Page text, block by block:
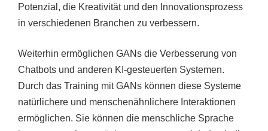
Potenzial, die Kreativität und den Innovationsprozess
in verschiedenen Branchen zu verbessern.
Weiterhin ermöglichen GANs die Verbesserung von
Chatbots und anderen KI-gesteuerten Systemen.
Durch das Training mit GANs können diese Systeme
natürlichere und menschenähnlichere Interaktionen
ermöglichen. Sie können die menschliche Sprache